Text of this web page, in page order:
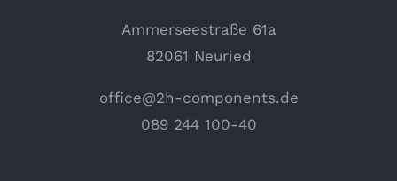
Ammerseestraße 61a
82061 Neuried
office@2h-components.de
089 244 100-40